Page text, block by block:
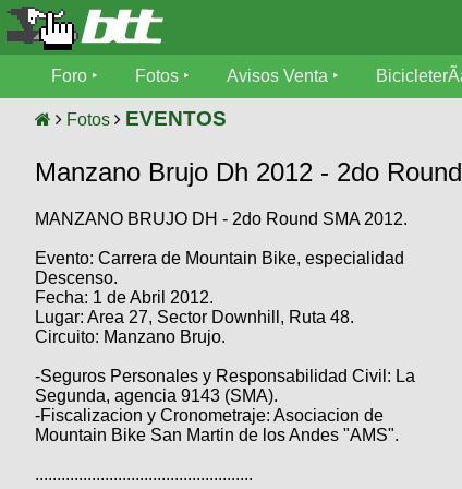
Foro
MecÃ¡nica
Fotos
tu foto
Galeria
XC
Viajes
Descenso
Avisos
SUBÃ
tu
aviso
Buscar
Ultimos
BicicleterÃ­
as
Bicicletas
Bicicletas
Videos
Cicloturismo
Foro Fotos Avisos Venta
Fotos EVENTOS
Manzano Brujo Dh 2012 - 2do
MANZANO BRUJO DH - 2do Round SMA 2012.
Evento: Carrera de Mountain Bike, especialidad
Descenso.
Fecha: 1 de Abril 2012.
Lugar: Area 27, Sector Downhill, Ruta 48.
Circuito: Manzano Brujo.
-Seguros Personales y Responsabilidad Civil: La
Segunda, agencia 9143 (SMA).
-Fiscalizacion y Cronometraje: Asociacion de
Mountain Bike San Martin de los Andes "AMS".
..................................................